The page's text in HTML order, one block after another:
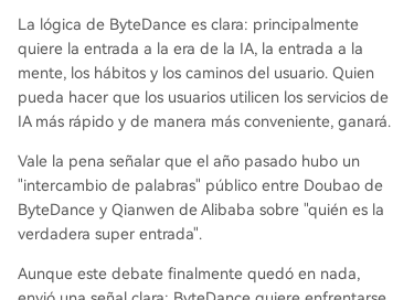
La lógica de ByteDance es clara: principalmente
quiere la entrada a la era de la IA, la entrada a la
mente, los hábitos y los caminos del usuario. Quien
pueda hacer que los usuarios utilicen los servicios de
IA más rápido y de manera más conveniente, ganará.
Vale la pena señalar que el año pasado hubo un
"intercambio de palabras" público entre Doubao de
ByteDance y Qianwen de Alibaba sobre "quién es la
verdadera super entrada".
Aunque este debate finalmente quedó en nada,